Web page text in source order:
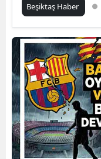
Beşiktaş Haber